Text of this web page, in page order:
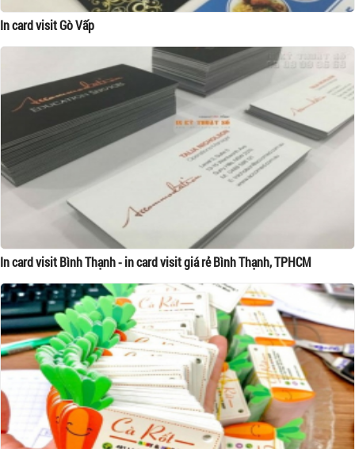
In card visit Gò Vấp
In card visit Bình Thạnh - in card visit giá rẻ Bình Thạnh, TPHCM